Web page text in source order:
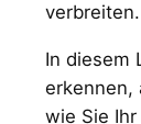
verbreiten.
In diesem
erkennen,
wie Sie